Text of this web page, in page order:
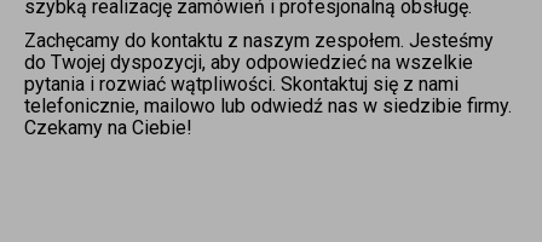
szybką realizację zamówień i profesjonalną obsługę.
Zachęcamy do kontaktu z naszym zespołem. Jesteśmy
do Twojej dyspozycji, aby odpowiedzieć na wszelkie
pytania i rozwiać wątpliwości. Skontaktuj się z nami
telefonicznie, mailowo lub odwiedź nas w siedzibie firmy.
Czekamy na Ciebie!